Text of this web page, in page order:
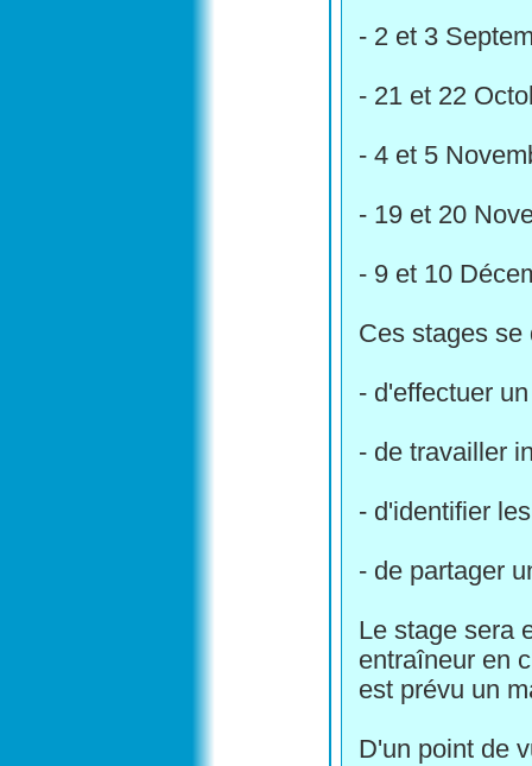
- 2 et 3
- 21 et 22
- 4 et 5
- 19 et 20
- 9 et 10
Ces stages se
- d'effectuer
- de travailler
- d'identifier
- de partager
Le stage sera
entraîneur en
est prévu un
D'un point de